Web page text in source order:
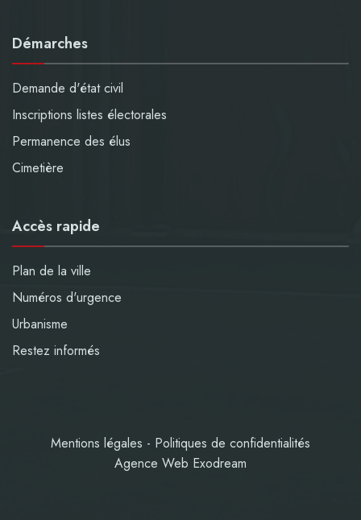
Démarches
Demande d'état civil
Inscriptions listes électorales
Permanence des élus
Cimetière
Accès rapide
Plan de la ville
Numéros d'urgence
Urbanisme
Restez informés
Mentions légales - Politiques de confidentialités
Agence Web Exodream